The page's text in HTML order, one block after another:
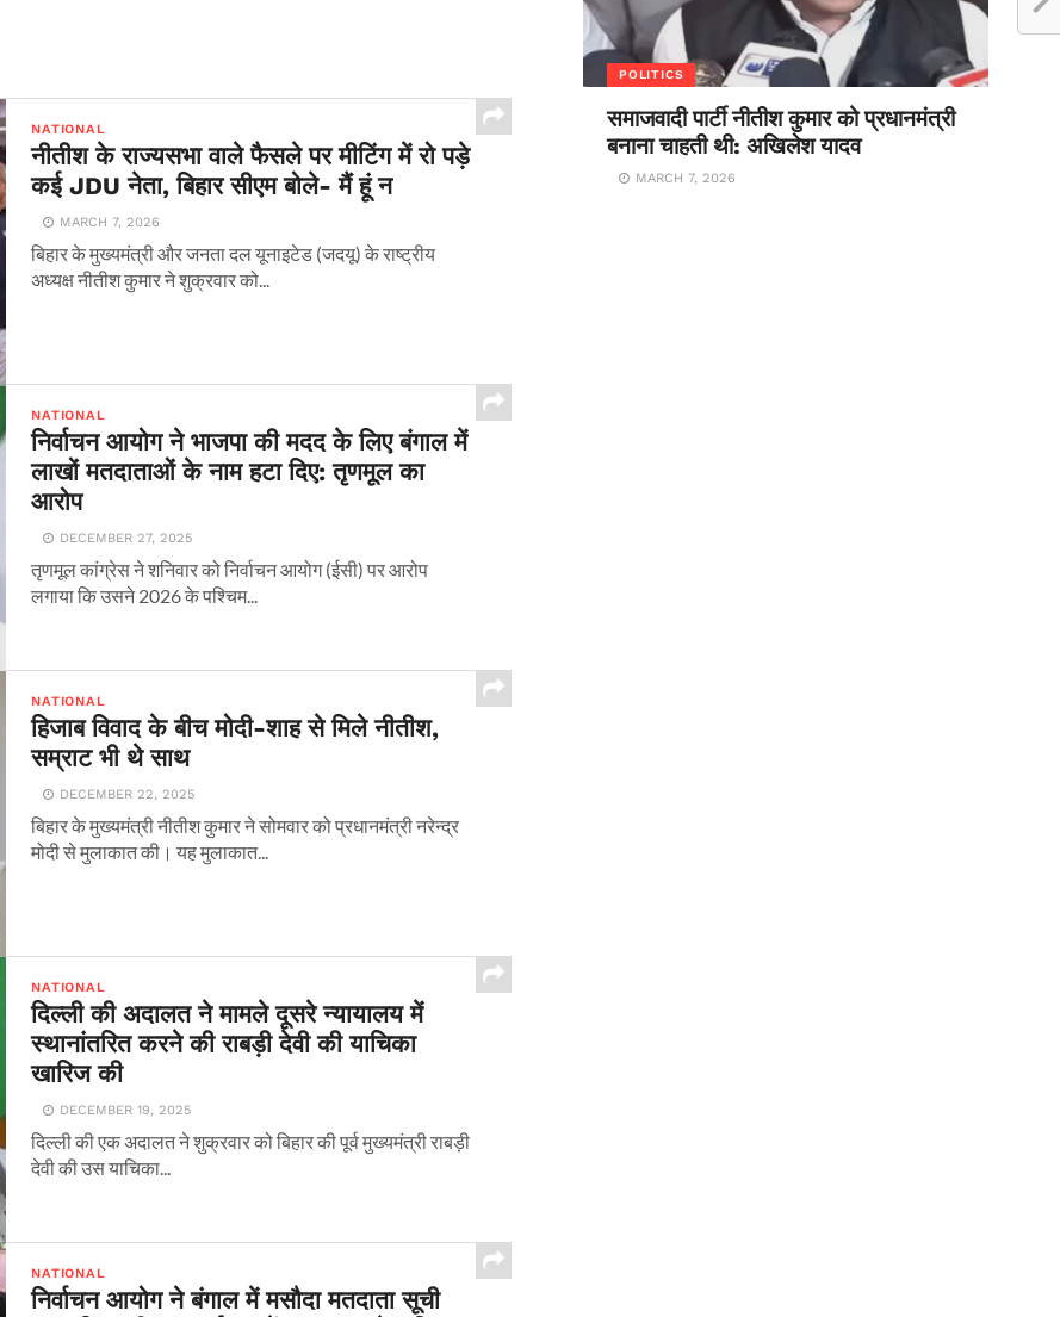
NATIONAL
नीतीश के राज्यसभा वाले फैसले पर मीटिंग में रो पड़े
कई JDU नेता, बिहार सीएम बोले- मैं हूं न
MARCH 7, 2026
बिहार के मुख्यमंत्री और जनता दल यूनाइटेड (जदयू) के राष्ट्रीय
अध्यक्ष नीतीश कुमार ने शुक्रवार को...
NATIONAL
निर्वाचन आयोग ने भाजपा की मदद के लिए बंगाल में
लाखों मतदाताओं के नाम हटा दिए: तृणमूल का
आरोप
DECEMBER 27, 2025
तृणमूल कांग्रेस ने शनिवार को निर्वाचन आयोग (ईसी) पर आरोप
लगाया कि उसने 2026 के पश्चिम...
NATIONAL
हिजाब विवाद के बीच मोदी-शाह से मिले नीतीश,
सम्राट भी थे साथ
DECEMBER 22, 2025
बिहार के मुख्यमंत्री नीतीश कुमार ने सोमवार को प्रधानमंत्री नरेन्द्र
मोदी से मुलाकात की। यह मुलाकात...
NATIONAL
दिल्ली की अदालत ने मामले दूसरे न्यायालय में
स्थानांतरित करने की राबड़ी देवी की याचिका
खारिज की
DECEMBER 19, 2025
दिल्ली की एक अदालत ने शुक्रवार को बिहार की पूर्व मुख्यमंत्री राबड़ी
देवी की उस याचिका...
NATIONAL
निर्वाचन आयोग ने बंगाल में मसौदा मतदाता सूची
POLITICS
समाजवादी पार्टी नीतीश कुमार को प्रधानमंत्री
बनाना चाहती थी: अखिलेश यादव
MARCH 7, 2026